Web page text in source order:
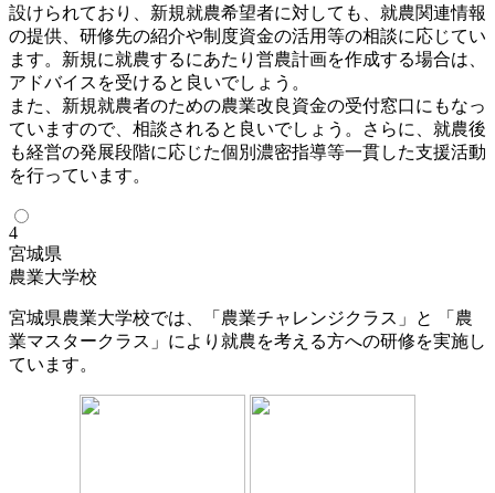
設けられており、新規就農希望者に対しても、就農関連情報
の提供、研修先の紹介や制度資金の活用等の相談に応じてい
ます。新規に就農するにあたり営農計画を作成する場合は、
アドバイスを受けると良いでしょう。
また、新規就農者のための農業改良資金の受付窓口にもなっ
ていますので、相談されると良いでしょう。さらに、就農後
も経営の発展段階に応じた個別濃密指導等一貫した支援活動
を行っています。
4
宮城県
農業大学校
宮城県農業大学校では、「農業チャレンジクラス」と 「農
業マスタークラス」により就農を考える方への研修を実施し
ています。